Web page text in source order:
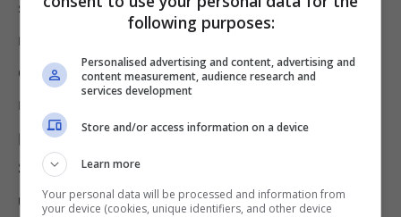
software e hardware. Il prezzo d’acquisto
rappresenta solo una parte del costo
complessivo, poiché strumenti che
richiedono frequenti interventi tecnici
possono risultare onerosi nel lungo periodo.
Sceglieresoluzioni facili da configurare
utilizzarecontribuisce, invece, a contenere
following purposes:
Personalised advertising and content, advertising and
content measurement, audience research and
services development
Store and/or access information on a device
Learn more
Your personal data will be processed and information from
your device (cookies, unique identifiers, and other device